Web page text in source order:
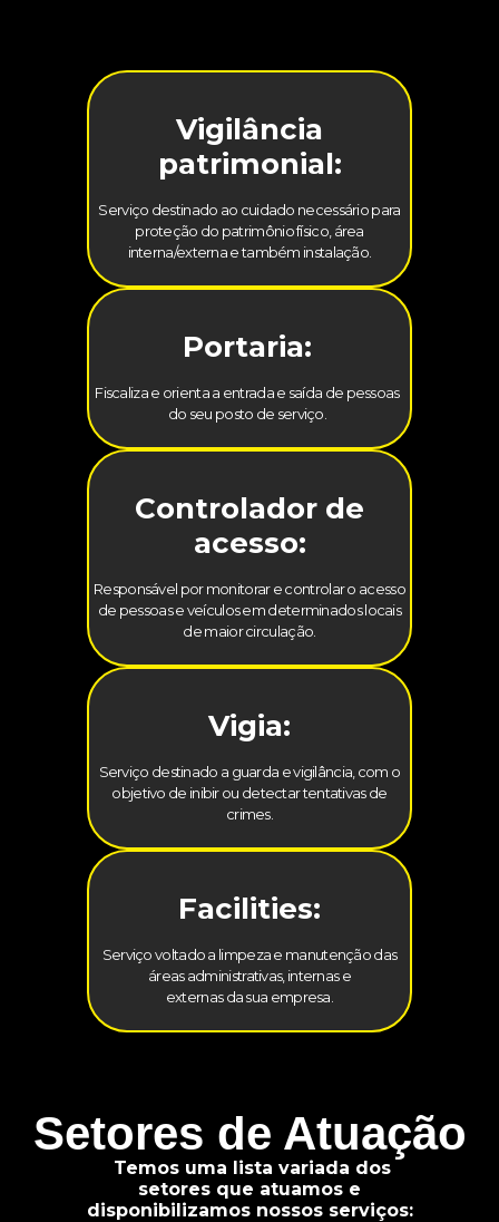
Vigilância
patrimonial:
Serviço destinado ao cuidado necessário para
proteção do patrimônio físico, área
interna/externa e também instalação.
Portaria:
Fiscaliza e orienta a entrada e saída de pessoas
do seu posto de serviço.
Controlador de
acesso:
Responsável por monitorar e controlar o acesso
de pessoas e veículos em determinados locais
de maior circulação.
Vigia:
Serviço destinado a guarda e vigilância, com o
objetivo de inibir ou detectar tentativas de
crimes.
Facilities:
Serviço voltado a limpeza e manutenção das
áreas administrativas, internas e
externas da sua empresa.
Setores de Atuação
Temos uma lista variada dos
setores que atuamos e
disponibilizamos nossos serviços: